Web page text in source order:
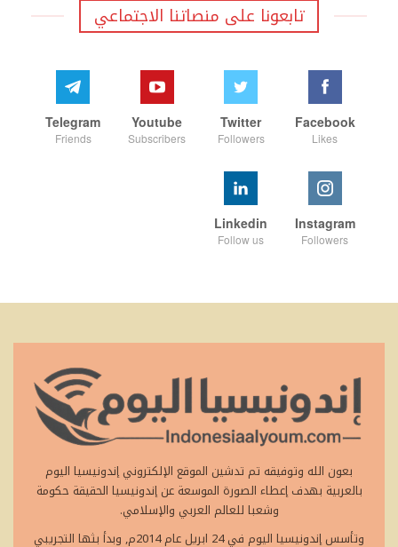
تابعونا على منصاتنا الاجتماعي
Facebook
Likes
Twitter
Followers
Youtube
Subscribers
Telegram
Friends
Instagram
Followers
Linkedin
Follow us
بعون الله وتوفيقه تم تدشين الموقع الإلكتروني إندونيسيا اليوم
بالعربية بهدف إعطاء الصورة الموسعة عن إندونيسيا الحقيقة حكومة
وشعبا للعالم العربي والإسلامي.
وتأسس إندونيسيا اليوم في 24 ابريل عام 2014م, وبدأ بثها التجريبي